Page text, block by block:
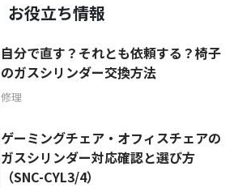
お役立ち情報
自分で直す？それとも依頼する？椅子
のガスシリンダー交換方法
修理
ゲーミングチェア・オフィスチェアの
ガスシリンダー対応確認と選び方
（SNC-CYL3/4）